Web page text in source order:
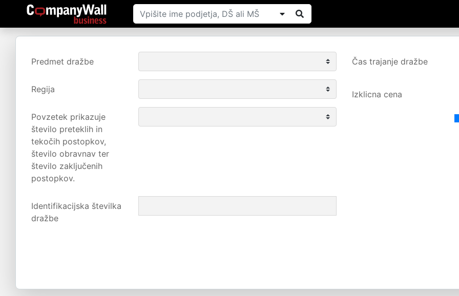
Predmet dražbe
Regija
Povzetek prikazuje
število preteklih in
tekočih postopkov,
število obravnav ter
število zaključenih
postopkov.
Identifikacijska številka
dražbe
Čas trajanje dražbe
Izklicna cena